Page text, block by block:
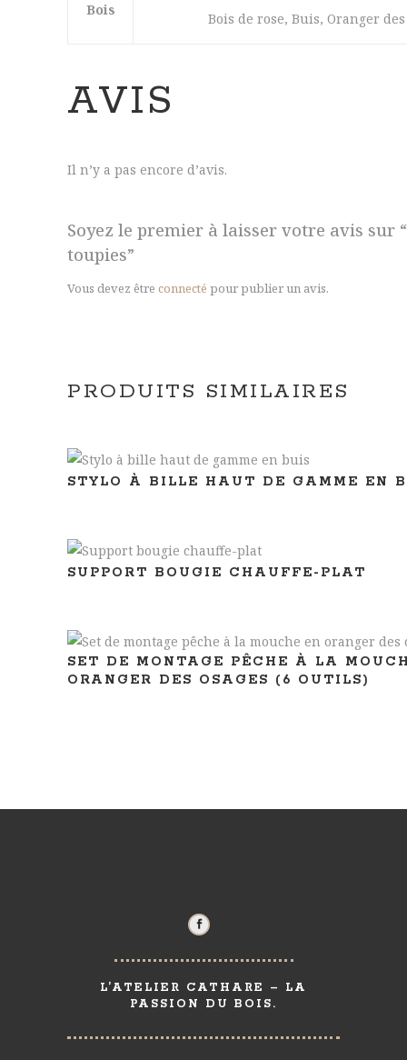
Bois
Bois de rose, Buis, Oranger des
AVIS
Il n’y a pas encore d’avis.
Soyez le premier à laisser votre avis sur
toupies”
Vous devez être connecté pour publier un avis.
PRODUITS SIMILAIRES
STYLO À BILLE HAUT DE GAMME EN
SUPPORT BOUGIE CHAUFFE-PLAT
SET DE MONTAGE PÊCHE À LA
ORANGER DES OSAGES (6 OUTILS)
L’ATELIER CATHARE – LA
PASSION DU BOIS.